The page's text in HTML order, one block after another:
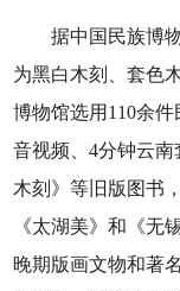
据中国民族博物
为黑白木刻、套色
博物馆选用110余
音视频、4分钟云
木刻》等旧版图书
《太湖美》和《无
晚期版画文物和著